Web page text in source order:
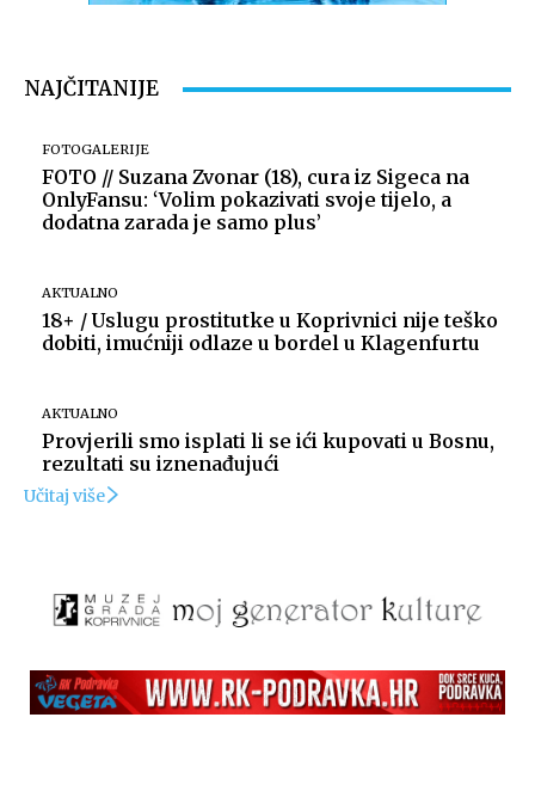
NAJČITANIJE
FOTOGALERIJE
FOTO // Suzana Zvonar (18), cura iz Sigeca na
OnlyFansu: ‘Volim pokazivati svoje tijelo, a
dodatna zarada je samo plus’
AKTUALNO
18+ / Uslugu prostitutke u Koprivnici nije teško
dobiti, imućniji odlaze u bordel u Klagenfurtu
AKTUALNO
Provjerili smo isplati li se ići kupovati u Bosnu,
rezultati su iznenađujući
Učitaj više